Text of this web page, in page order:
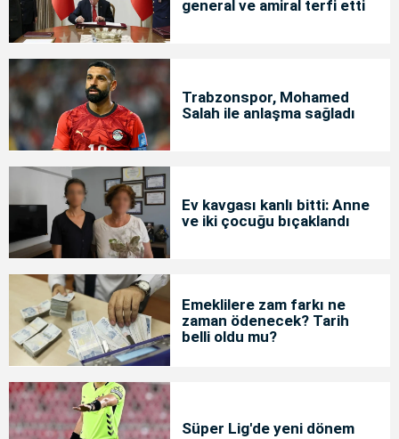
general ve amiral terfi etti
Trabzonspor, Mohamed
Salah ile anlaşma sağladı
Ev kavgası kanlı bitti: Anne
ve iki çocuğu bıçaklandı
Emeklilere zam farkı ne
zaman ödenecek? Tarih
belli oldu mu?
Süper Lig'de yeni dönem